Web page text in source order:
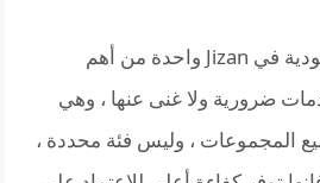
تعد خدمات البيت السعودية في Jizan واحدة من أهم
ضرورية ولا غنى عنها ، وهي
المجموعات ، وليس فئة محددة ،